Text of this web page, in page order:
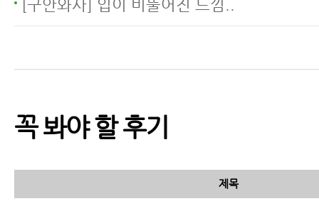
[구안와사] 입이 비뚤어진 느낌..
꼭 봐야 할 후기
제목